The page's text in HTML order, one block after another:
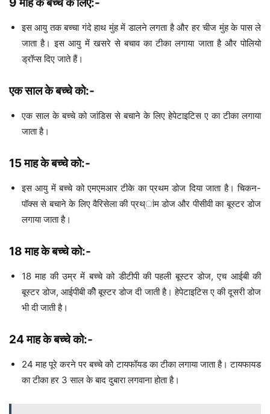
9 माह के बच्चे के लिए:-
इस आयु तक बच्चा गंदे हाथ मुंह में डालने लगता है और हर चीज मुंह के पास ले
जाता है। इस आयु में खसरे से बचाव का टीका लगाया जाता है और पोलियो
ड्रॉप्स दिए जाते हैं।
एक साल के बच्चे को:-
एक साल के बच्चे को जांडिस से बचाने के लिए हेपेटाइटिस ए का टीका लगाया
जाता है।
15 माह के बच्चे को:-
इस आयु में बच्चे को एमएमआर टीके का प्रथम डोज दिया जाता है। चिकन-
पॉक्स से बचाने के लिए वैरिसेला की प्रथ्ांम डोज और पीसीवी का बूस्टर डोज
लगाया जाता है।
18 माह के बच्चे को:-
18 माह की उम्र में बच्चे को डीटीपी की पहली बूस्टर डोज, एच आईबी की
बूस्टर डोज, आईपीबी कीे बूस्टर डोज दी जाती है। हेपेटाइटिस ए की दूसरी डोज
भी दी जाती है।
24 माह के बच्चे को:-
24 माह पूरे करने पर बच्चे कोे टायफॉयड का टीका लगाया जाता है। टायफायड
का टीका हर 3 साल के बाद दुबारा लगवाना होता है।